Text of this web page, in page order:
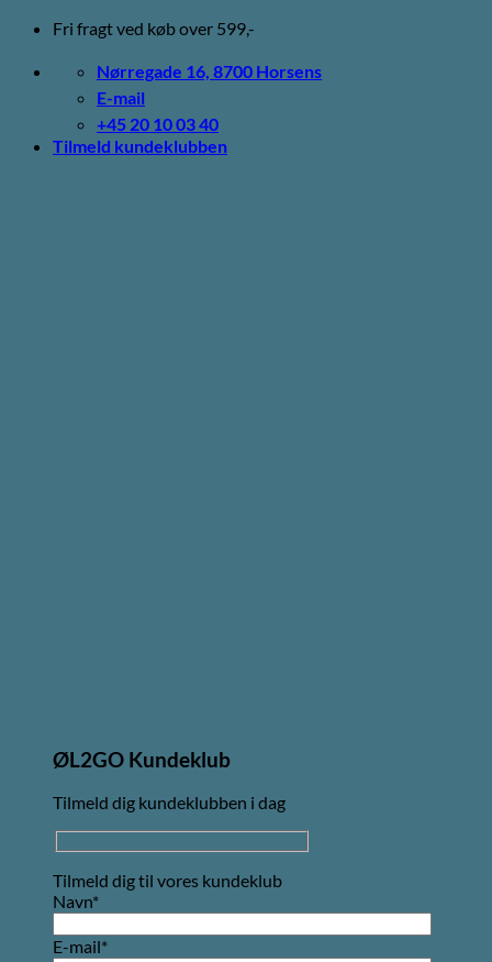
Fortsæt
indhold
Fri fragt ved køb over 599,-
Nørregade 16, 8700 Horsens
E-mail
+45 20 10 03 40
Tilmeld kundeklubben
ØL2GO Kundeklub
Tilmeld dig kundeklubben i dag
Tilmeld dig til vores kundeklub
Navn*
E-mail*